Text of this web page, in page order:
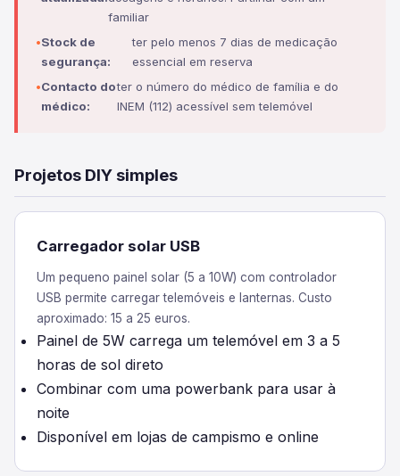
familiar
Stock de
segurança:
ter pelo menos 7 dias de medicação
essencial em reserva
Contacto do
médico:
ter o número do médico de família e do
INEM (112) acessível sem telemóvel
Projetos DIY simples
Carregador solar USB
Um pequeno painel solar (5 a 10W) com controlador
USB permite carregar telemóveis e lanternas. Custo
aproximado: 15 a 25 euros.
Painel de 5W carrega um telemóvel em 3 a 5
horas de sol direto
Combinar com uma powerbank para usar à
noite
Disponível em lojas de campismo e online